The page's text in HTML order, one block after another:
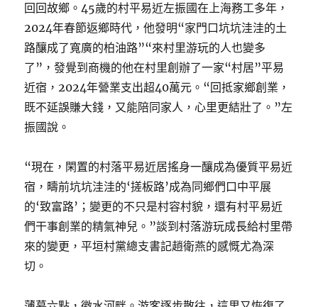
回回故鄉。45歲的村平易近左振國在上海務工多年，
2024年春節返鄉時代，他發明“家門口坑坑洼洼的土
路釀成了寬廣的柏油路”“來村里游玩的人也變多
了”，發覺到商機的他在村里創辦了一家“村居”平易
近宿，2024年營業支出超40萬元。“回抵家鄉創業，
既不延誤賺大錢，又能陪同家人，心里更結壯了。”左
振國說。
“現在，閑置的村落平易近居搖身一釀成為優質平易近
宿，疇前坑坑洼洼的‘搓板路’成為同鄉們口中平展
的‘致富路’；變更的不只是村容村貌，還有村平易近
們干事創業的精氣神兒。”談到村落游玩成長給村里帶
來的變更，平垣村黨總支書記趙衛燕的感慨尤為深
切。